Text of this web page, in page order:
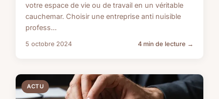
votre espace de vie ou de travail en un véritable
cauchemar. Choisir une entreprise anti nuisible
profess...
5 octobre 2024 4 min de lecture →
ACTU